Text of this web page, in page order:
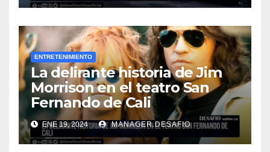
ENTRETENIMIENTO
La delirante historia de Jim
Morrison en el teatro San
Fernando de Cali
ENE 19, 2024 MANAGER.DESAFIO